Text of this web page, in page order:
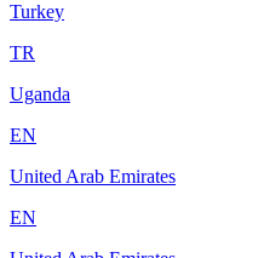
Turkey
TR
Uganda
EN
United Arab Emirates
EN